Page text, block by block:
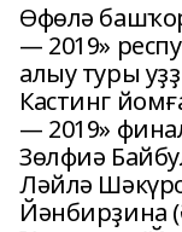
Өфөлә
— 2019»
алыу туры
Кастинг
— 2019»
Зөлфиә
Ләйлә
Йәнбирҙина